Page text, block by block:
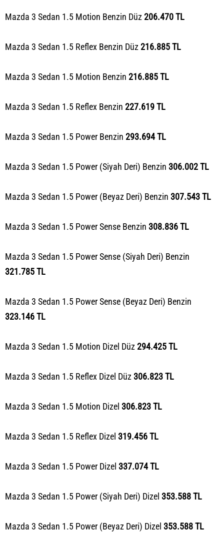
Mazda 3 Sedan 1.5 Motion Benzin Düz 206.470TL
Mazda 3 Sedan 1.5 Reflex Benzin Düz 216.885 TL
Mazda 3 Sedan 1.5 Motion Benzin 216.885 TL
Mazda 3 Sedan 1.5 Reflex Benzin 227.619 TL
Mazda 3 Sedan 1.5 Power Benzin 293.694TL
Mazda 3 Sedan 1.5 Power (Siyah Deri) Benzin 306.002 TL
Mazda 3 Sedan 1.5 Power (Beyaz Deri) Benzin 307.543 TL
Mazda 3 Sedan 1.5 Power Sense Benzin 308.836 TL
Mazda 3 Sedan 1.5 Power Sense (Siyah Deri) Benzin
321.785 TL
Mazda 3 Sedan 1.5 Power Sense (Beyaz Deri) Benzin
323.146 TL
Mazda 3 Sedan 1.5 Motion Dizel Düz 294.425 TL
Mazda 3 Sedan 1.5 Reflex Dizel Düz 306.823 TL
Mazda 3 Sedan 1.5 Motion Dizel 306.823 TL
Mazda 3 Sedan 1.5 Reflex Dizel 319.456 TL
Mazda 3 Sedan 1.5 Power Dizel 337.074 TL
Mazda 3 Sedan 1.5 Power (Siyah Deri) Dizel 353.588 TL
Mazda 3 Sedan 1.5 Power (Beyaz Deri) Dizel 353.588 TL